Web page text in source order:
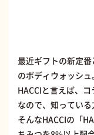
最近ギフトの新定
のボディウォッシュ。
HACCIと言えば、
なので、知っている
そんなHACCIの「